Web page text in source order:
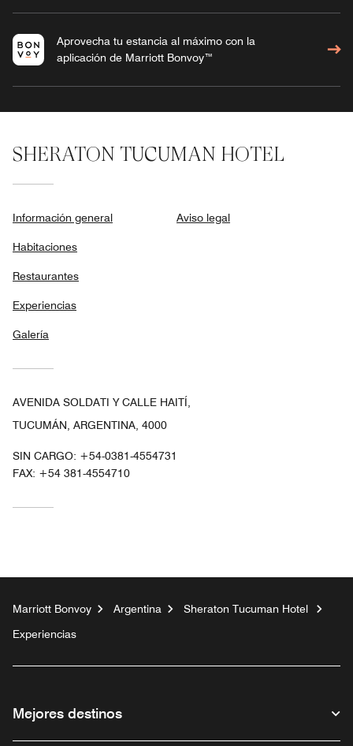
Aprovecha tu estancia al máximo con la
aplicación de Marriott Bonvoy™
SHERATON TUCUMAN HOTEL
Información general
Habitaciones
Restaurantes
Experiencias
Galería
Aviso legal
AVENIDA SOLDATI Y CALLE HAITÍ,
TUCUMÁN, ARGENTINA, 4000
SIN CARGO: +54-0381-4554731
FAX: +54 381-4554710
Marriott Bonvoy Argentina
Sheraton Tucuman Hotel
Experiencias
Mejores destinos